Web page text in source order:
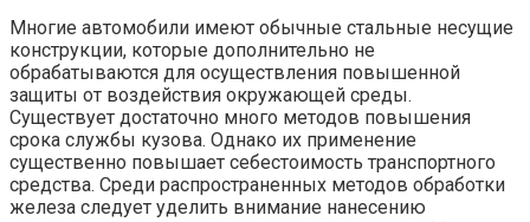
Многие автомобили имеют обычные стальные несущие
конструкции, которые дополнительно не
обрабатываются для осуществления повышенной
защиты от воздействия окружающей среды.
Существует достаточно много методов повышения
срока службы кузова. Однако их применение
существенно повышает себестоимость транспортного
средства. Среди распространенных методов обработки
железа следует уделить внимание нанесению